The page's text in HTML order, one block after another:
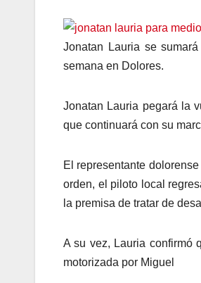
Jonatan Lauria se
semana en Dolores.
Jonatan Lauria pegará la
que continuará con su
El representante
orden, el piloto local
la premisa de tratar de
A su vez, Lauria confirmó
motorizada por Miguel